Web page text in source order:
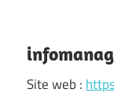
Site web :